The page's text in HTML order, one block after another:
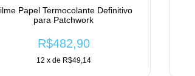
Papel Termocolante Definitivo
para Patchwork
R$482,90
12 x de R$49,14